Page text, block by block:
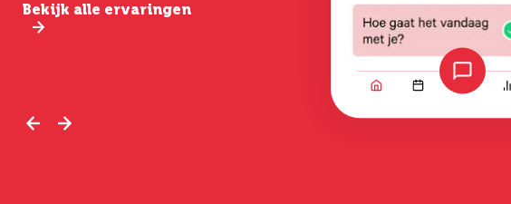
Bekijk alle ervaringen
Bekijk alle